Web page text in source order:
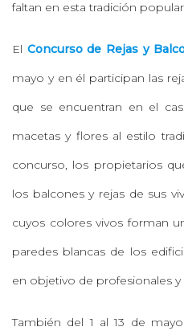
faltan en esta tradición
El Concurso de Rejas y
mayo y en él participan las
que se encuentran en el
macetas y flores al estilo
concurso, los propietarios
los balcones y rejas de sus
cuyos colores vivos forman
paredes blancas de los
en objetivo de profesionales
También del 1 al 13 de